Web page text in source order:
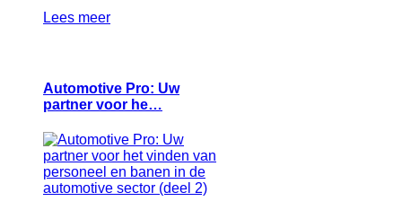
Lees meer
Automotive Pro: Uw
partner voor he…